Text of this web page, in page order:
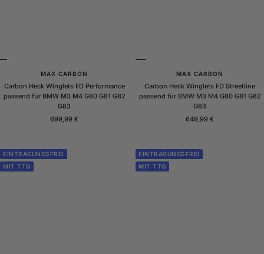
MAX CARBON
Carbon Heck Winglets FD Performance
passend für BMW M3 M4 G80 G81 G82
G83
Angebotspreis
699,99 €
MAX CARBON
Carbon Heck Winglets FD Streetline
passend für BMW M3 M4 G80 G81 G82
G83
Angebotspreis
649,99 €
EINTRAGUNGSFREI
MIT TTG
EINTRAGUNGSFREI
MIT TTG